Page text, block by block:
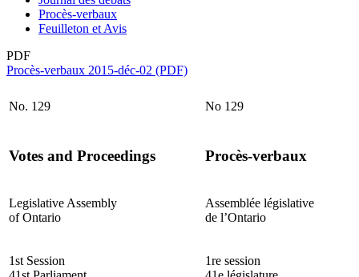
Procès-verbaux
Feuilleton et Avis
PDF
Procès-verbaux 2015-déc-02 (PDF)
No. 129 No 129
Votes and Proceedings Procès-verbaux
Legislative Assembly
of Ontario
Assemblée législative
de l’Ontario
1st Session
1re session